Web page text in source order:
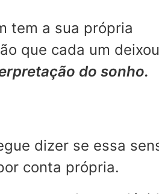
tem a sua própria
que cada um
do sonho.
dizer se essa
conta própria.